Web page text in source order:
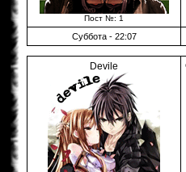
Пост №: 1
Суббота - 22:07
Devile